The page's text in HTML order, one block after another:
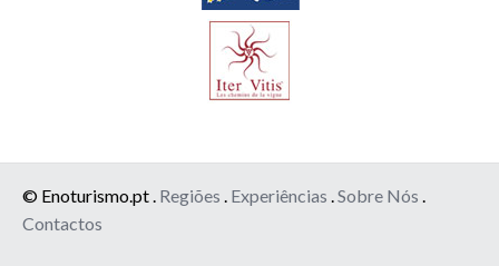
© Enoturismo.pt . Regiões Experiências Sobre Nós
Contactos